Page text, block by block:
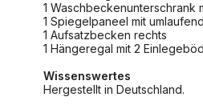
1 Waschbeckenunterschrank
1 Spiegelpaneel mit
1 Aufsatzbecken rechts
1 Hängeregal mit 2
Wissenswertes
Hergestellt in Deutschland.